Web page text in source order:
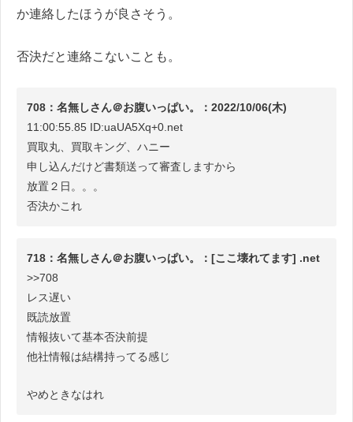
か連絡したほうが良さそう。
否決だと連絡こないことも。
708：名無しさん＠お腹いっぱい。：2022/10/06(木)
11:00:55.85 ID:uaUA5Xq+0.net
買取丸、買取キング、ハニー
申し込んだけど書類送って審査しますから
放置２日。。。
否決かこれ
718：名無しさん＠お腹いっぱい。：[ここ壊れてます] .net
>>708
レス遅い
既読放置
情報抜いて基本否決前提
他社情報は結構持ってる感じ
やめときなはれ